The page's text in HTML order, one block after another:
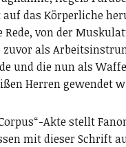
das Körperliche
Rede, von der
zuvor als
und die nun als
Herren gewendet
Akte stellt
mit dieser Schrift